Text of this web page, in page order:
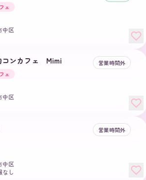
ェ
中区
コンカフェ Mimi
営業時間外
ェ
中区
営業時間外
中区
なし